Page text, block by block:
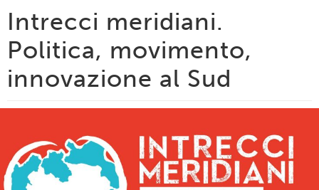
Intrecci meridiani.
Politica, movimento,
innovazione al Sud